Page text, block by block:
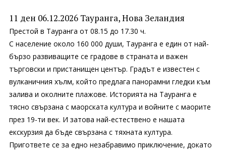
11 ден 06.12.2026 Тауранга, Нова Зеландия
Престой в Тауранга от 08.15 до 17.30 ч.
С население около 160 000 души, Тауранга е един от най-
бързо развиващите се градове в страната и важен
търговски и пристанищен център. Градът е известен с
вулканичния хълм, който предлага панорамни гледки към
залива и околните плажове. Историята на Тауранга е
тясно свързана с маорската култура и войните с маорите
през 19-ти век. И затова най-естествено е нашата
екскурзия да бъде свързана с тяхната култура.
Пригответе се за едно незабравимо приключение, докато